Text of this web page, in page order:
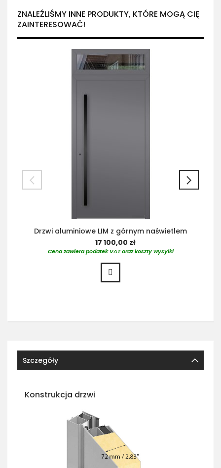
ZNALEŹLIŚMY INNE PRODUKTY, KTÓRE MOGĄ CIĘ
ZAINTERESOWAĆ!
Drzwi aluminiowe LIM z górnym naświetlem
17 100,00 zł
Cena zawiera podatek VAT oraz koszty wysyłki
Szczegóły